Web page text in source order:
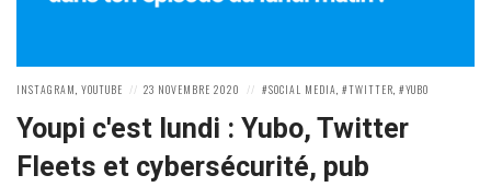
POSTED
INSTAGRAM, YOUTUBE
POSTED
23 NOVEMBRE 2020
POSTED
SOCIAL MEDIA, TWITTER, YUBO
Youpi c'est lundi : Yubo, Twitter
Fleets et cybersécurité, pub